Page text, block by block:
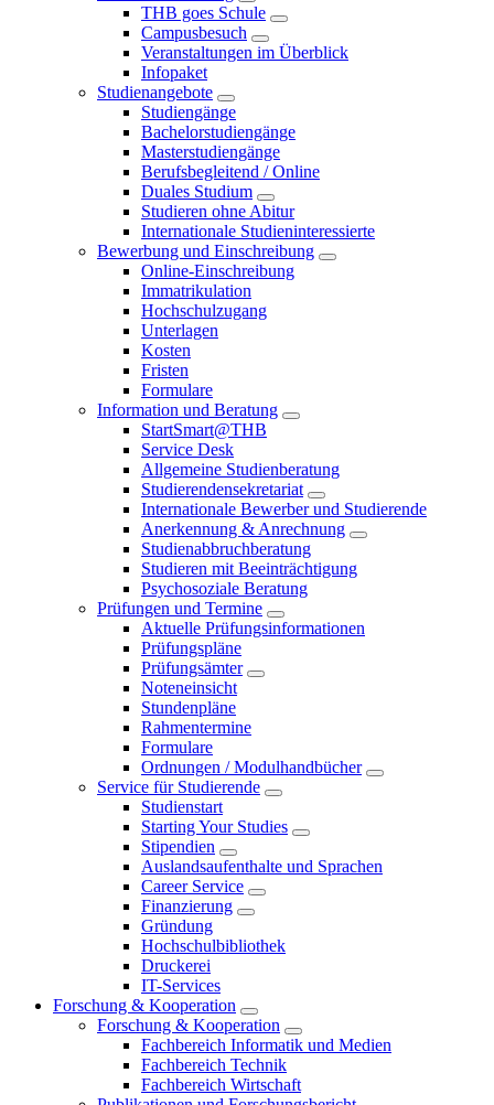
THB goes Schule
Campusbesuch
Veranstaltungen im Überblick
Infopaket
Studienangebote
Studiengänge
Bachelorstudiengänge
Masterstudiengänge
Berufsbegleitend / Online
Duales Studium
Studieren ohne Abitur
Internationale Studieninteressierte
Bewerbung und Einschreibung
Online-Einschreibung
Immatrikulation
Hochschulzugang
Unterlagen
Kosten
Fristen
Formulare
Information und Beratung
StartSmart@THB
Service Desk
Allgemeine Studienberatung
Studierendensekretariat
Internationale Bewerber und Studierende
Anerkennung & Anrechnung
Studienabbruchberatung
Studieren mit Beeinträchtigung
Psychosoziale Beratung
Prüfungen und Termine
Aktuelle Prüfungsinformationen
Prüfungspläne
Prüfungsämter
Noteneinsicht
Stundenpläne
Rahmentermine
Formulare
Ordnungen / Modulhandbücher
Service für Studierende
Studienstart
Starting Your Studies
Stipendien
Auslandsaufenthalte und Sprachen
Career Service
Finanzierung
Gründung
Hochschulbibliothek
Druckerei
IT-Services
Forschung & Kooperation
Forschung & Kooperation
Fachbereich Informatik und Medien
Fachbereich Technik
Fachbereich Wirtschaft